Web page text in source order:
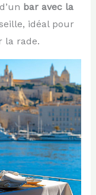
bar avec la
idéal pour
la rade.